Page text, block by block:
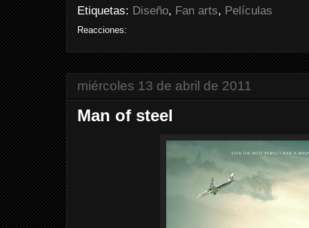
Etiquetas: Diseño, Fan arts, Películas
Reacciones:
miércoles 13 de abril de 2011
Man of steel